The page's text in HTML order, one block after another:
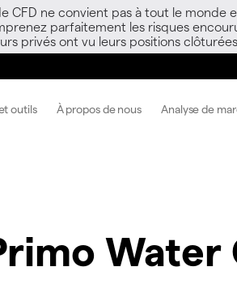
CFD ne convient pas à tout le
parfaitement les risques
privés ont vu leurs positions
outils À propos de nous Analyse de
Water